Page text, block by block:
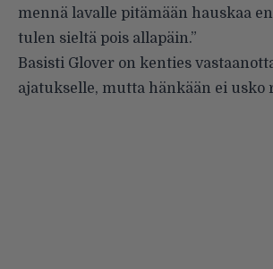
mennä lavalle pitämään hauskaa
tulen sieltä pois allapäin.”
Basisti Glover on kenties
ajatukselle, mutta hänkään ei usko